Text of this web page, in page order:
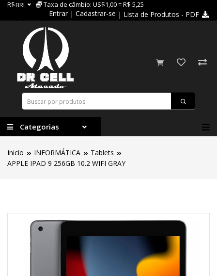
R$BRL Taxa de câmbio: US$1,00 = R$ 5,25
Entrar | Cadastrar-se | Lista de Produtos - PDF
Categorias
Inicío INFORMÁTICA
Tablets
APPLE IPAD 9 256GB 10.2 WIFI GRAY